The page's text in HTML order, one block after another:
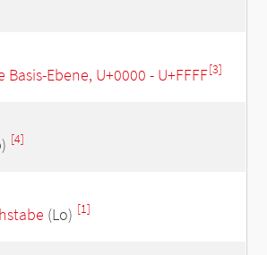
Ebene, U+0000 - U+FFFF[3]
[4]
(Lo) [1]